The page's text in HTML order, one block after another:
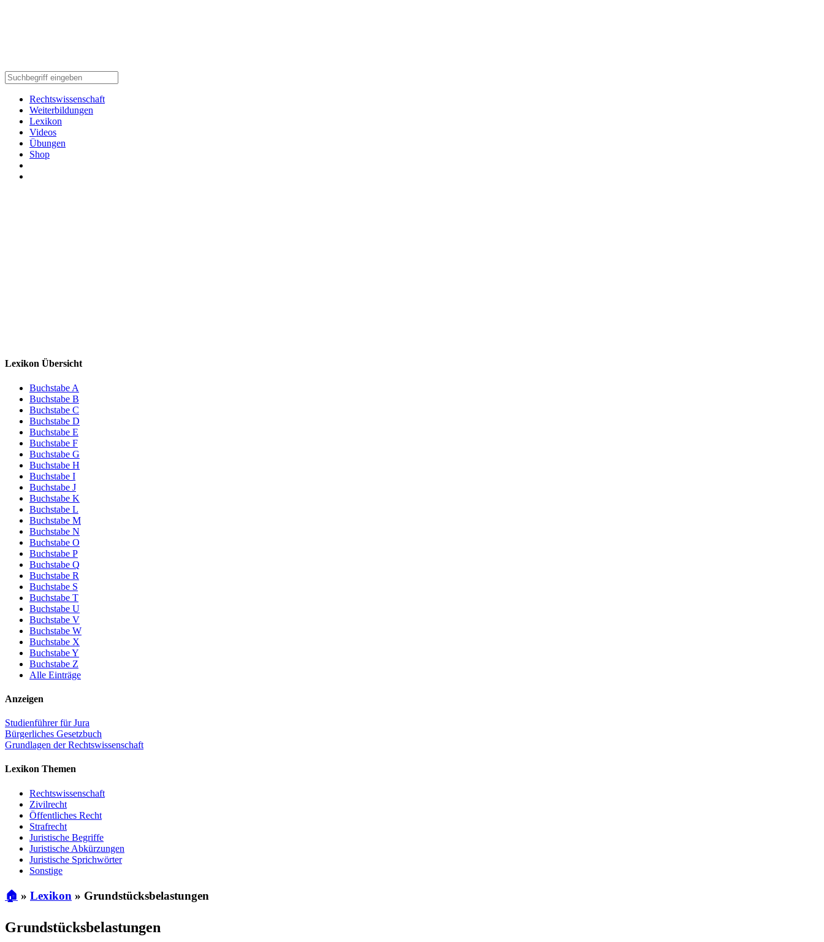
Rechtswissenschaft
Weiterbildungen
Lexikon
Videos
Übungen
Shop
Lexikon Übersicht
Buchstabe A
Buchstabe B
Buchstabe C
Buchstabe D
Buchstabe E
Buchstabe F
Buchstabe G
Buchstabe H
Buchstabe I
Buchstabe J
Buchstabe K
Buchstabe L
Buchstabe M
Buchstabe N
Buchstabe O
Buchstabe P
Buchstabe Q
Buchstabe R
Buchstabe S
Buchstabe T
Buchstabe U
Buchstabe V
Buchstabe W
Buchstabe X
Buchstabe Y
Buchstabe Z
Alle Einträge
Anzeigen
Studienführer für Jura
Bürgerliches Gesetzbuch
Grundlagen der Rechtswissenschaft
Lexikon Themen
Rechtswissenschaft
Zivilrecht
Öffentliches Recht
Strafrecht
Juristische Begriffe
Juristische Abkürzungen
Juristische Sprichwörter
Sonstige
🏠 » Lexikon » Grundstücksbelastungen
Grundstücksbelastungen